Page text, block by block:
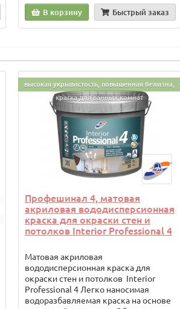
В корзину Быстрый заказ
высокая укрывистость, повышенная белизна,
краска для ванных комнат
Профешинал 4, матовая
акриловая вододисперсионная
краска для окраски стен и
потолков Interior Professional 4
Матовая акриловая
вододисперсионная краска для
окраски стен и потолков Interior
Professional 4 Легко наносимая
водоразбавляемая краска на основе